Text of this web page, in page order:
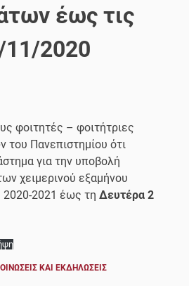
έως τις
11/2020
φοιτητές – φοιτήτριες
Πανεπιστημίου ότι
για την υποβολή
χειμερινού εξαμήνου
2020-2021 έως τηΔευτέρα 2
ΚΑΙ ΕΚΔΗΛΏΣΕΙΣ